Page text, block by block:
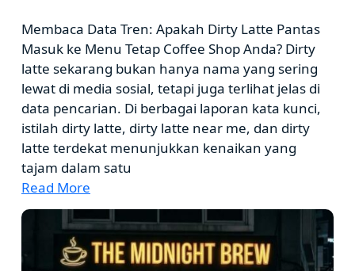
Membaca Data Tren: Apakah Dirty Latte Pantas
Masuk ke Menu Tetap Coffee Shop Anda? Dirty
latte sekarang bukan hanya nama yang sering
lewat di media sosial, tetapi juga terlihat jelas di
data pencarian. Di berbagai laporan kata kunci,
istilah dirty latte, dirty latte near me, dan dirty
latte terdekat menunjukkan kenaikan yang
tajam dalam satu
Read More